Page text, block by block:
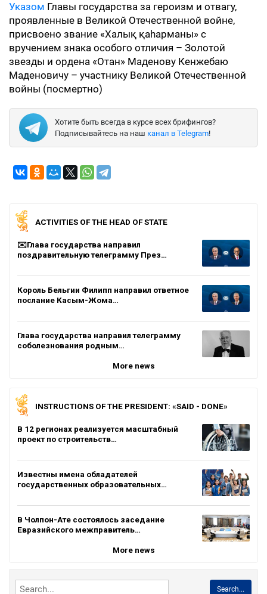
Указом Главы государства за героизм и отвагу,
проявленные в Великой Отечественной войне,
присвоено звание «Халық қаһарманы» с
вручением знака особого отличия – Золотой
звезды и ордена «Отан» Маденову Кенжебаю
Маденовичу – участнику Великой Отечественной
войны (посмертно)
Хотите быть всегда в курсе всех брифингов?
Подписывайтесь на наш канал в Telegram!
ACTIVITIES OF THE HEAD OF STATE
✉️Глава государства направил
поздравительную телеграмму През…
Король Бельгии Филипп направил ответное
послание Касым-Жома…
Глава государства направил телеграмму
соболезнования родным…
More news
INSTRUCTIONS OF THE PRESIDENT: «SAID - DONE»
В 12 регионах реализуется масштабный
проект по строительств…
Известны имена обладателей
государственных образовательных…
В Чолпон-Ате состоялось заседание
Евразийского межправитель…
More news
Search...